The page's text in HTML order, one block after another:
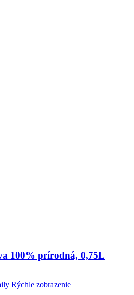
100% prírodná, 0,75L
Rýchle zobrazenie